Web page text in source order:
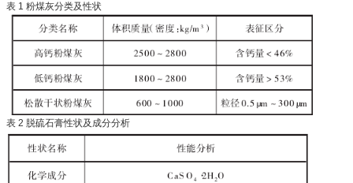
表 1 粉煤灰分类及性状
表 2 脱硫石膏性状及成分分析